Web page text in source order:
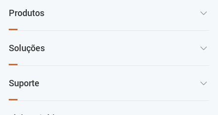
Produtos 
Soluções 
Suporte 